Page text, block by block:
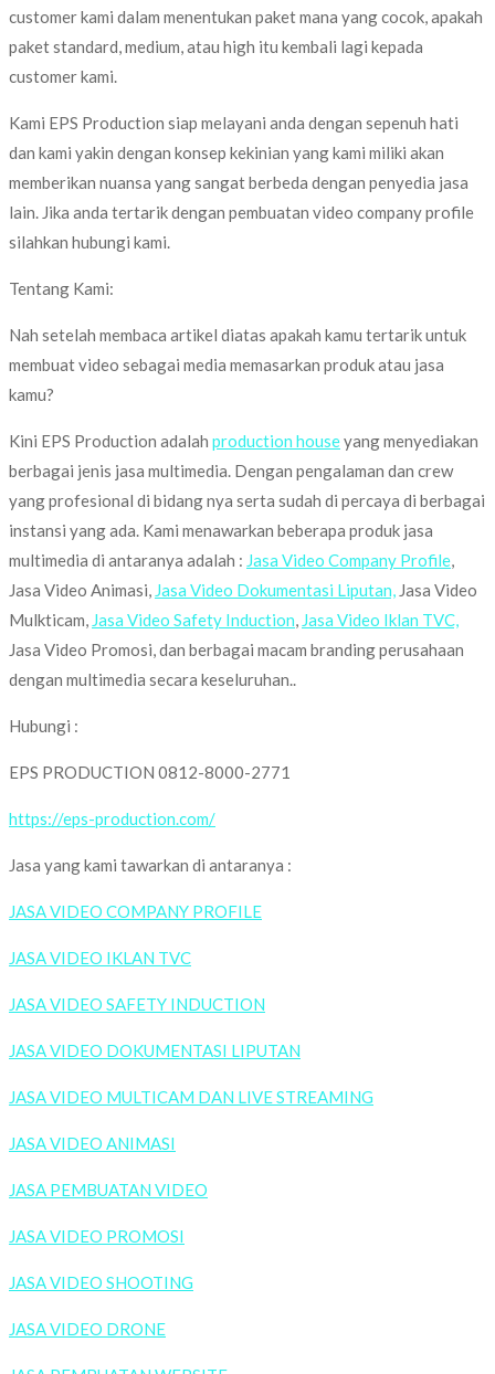
customer kami dalam menentukan paket mana yang cocok, apakah
paket standard, medium, atau high itu kembali lagi kepada
customer kami.
Kami EPS Production siap melayani anda dengan sepenuh hati
dan kami yakin dengan konsep kekinian yang kami miliki akan
memberikan nuansa yang sangat berbeda dengan penyedia jasa
lain. Jika anda tertarik dengan pembuatan video company profile
silahkan hubungi kami.
Tentang Kami:
Nah setelah membaca artikel diatas apakah kamu tertarik untuk
membuat video sebagai media memasarkan produk atau jasa
kamu?
Kini EPS Production adalah production houseyang menyediakan
berbagai jenis jasa multimedia. Dengan pengalaman dan crew
yang profesional di bidang nya serta sudah di percaya di berbagai
instansi yang ada. Kami menawarkan beberapa produk jasa
multimedia di antaranya adalah : Jasa Video Company Profile,
Jasa Video Animasi, Jasa Video Dokumentasi Liputan, Jasa Video
Mulkticam, Jasa Video Safety Induction, Jasa Video Iklan TVC,
Jasa Video Promosi, dan berbagai macam branding perusahaan
dengan multimedia secara keseluruhan..
Hubungi :
EPS PRODUCTION 0812-8000-2771
https://eps-production.com/
Jasa yang kami tawarkan di antaranya :
JASA VIDEO COMPANY PROFILE
JASA VIDEO IKLAN TVC
JASA VIDEO SAFETY INDUCTION
JASA VIDEO DOKUMENTASI LIPUTAN
JASA VIDEO MULTICAM DAN LIVE STREAMING
JASA VIDEO ANIMASI
JASA PEMBUATAN VIDEO
JASA VIDEO PROMOSI
JASA VIDEO SHOOTING
JASA VIDEO DRONE